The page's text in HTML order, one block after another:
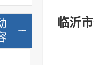
临沂